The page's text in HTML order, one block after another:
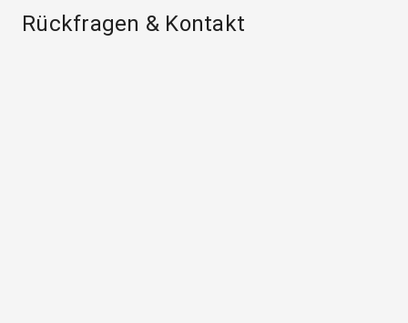
Rückfragen & Kontakt